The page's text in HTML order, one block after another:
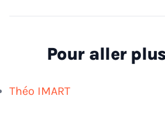
Pour aller
Théo IMART